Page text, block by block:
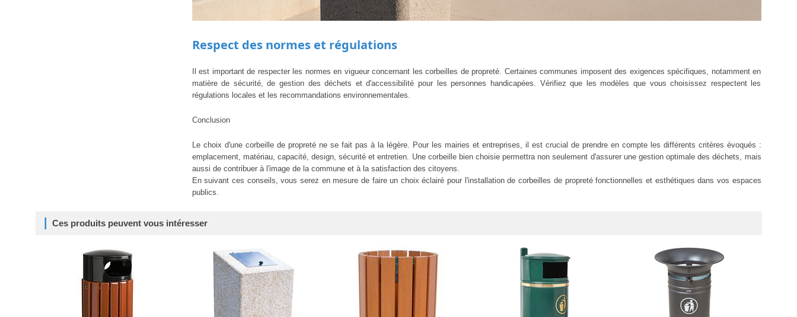
Respect des normes et régulations
Il est important de respecter les normes en vigueur concernant les corbeilles de propreté. Certaines communes imposent des exigences spécifiques, notamment en
matière de sécurité, de gestion des déchets et d'accessibilité pour les personnes handicapées. Vérifiez que les modèles que vous choisissez respectent les
régulations locales et les recommandations environnementales.
Conclusion
Le choix d'une corbeille de propreté ne se fait pas à la légère. Pour les mairies et entreprises, il est crucial de prendre en compte les différents critères évoqués :
emplacement, matériau, capacité, design, sécurité et entretien. Une corbeille bien choisie permettra non seulement d'assurer une gestion optimale des déchets, mais
aussi de contribuer à l'image de la commune et à la satisfaction des citoyens.
En suivant ces conseils, vous serez en mesure de faire un choix éclairé pour l'installation de corbeilles de propreté fonctionnelles et esthétiques dans vos espaces
publics.
Ces produits peuvent vous intéresser